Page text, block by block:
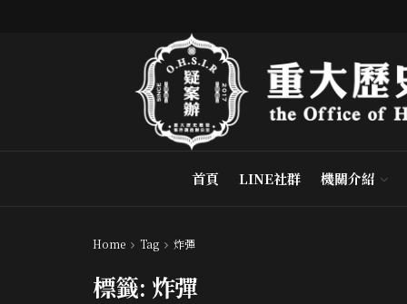
首頁 LINE社群 機關介紹
Home Tag 炸彈
標籤: 炸彈